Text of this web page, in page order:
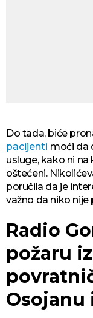
Do tada, biće
pacijenti moći da
usluge, kako ni na
oštećeni.
poručila da je
važno da niko
Radio
požaru
Osojanu